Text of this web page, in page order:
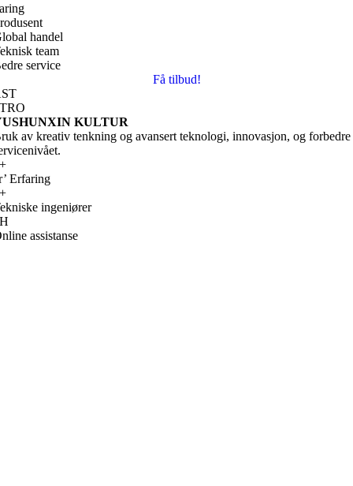
handel
team
service
Få tilbud!
KULTUR
av kreativ tenkning og avansert teknologi, innovasjon, og forbedre
+
Erfaring
+
ingeniører
H
assistanse